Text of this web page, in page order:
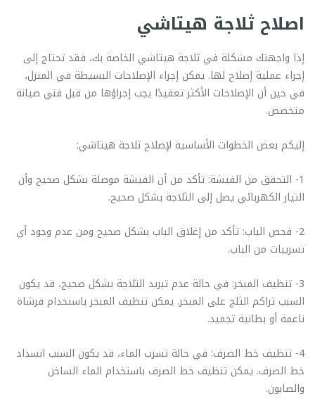
اصلاح ثلاجة هيتاشي
إذا واجهتك مشكلة في ثلاجة هيتاشي الخاصة بك، فقد تحتاج إلى
إجراء عملية إصلاح لها. يمكن إجراء الإصلاحات البسيطة في المنزل،
في حين أن الإصلاحات الأكثر تعقيدًا يجب إجراؤها من قبل فني صيانة
متخصص.
إليكم بعض الخطوات الأساسية لإصلاح ثلاجة هيتاشي:
1- التحقق من الفيشة: تأكد من أن الفيشة موصلة بشكل صحيح وأن
التيار الكهربائي يصل إلى الثلاجة بشكل صحيح.
2- فحص الباب: تأكد من إغلاق الباب بشكل صحيح ومن عدم وجود أي
تسريبات من الباب.
3- تنظيف المبخر: في حالة عدم تبريد الثلاجة بشكل صحيح، قد يكون
السبب تراكم الثلج على المبخر. يمكن تنظيف المبخر باستخدام فرشاة
ناعمة أو بطانية تجميد.
4- تنظيف خط الصرف: في حالة تسرب الماء، قد يكون السبب انسداد
خط الصرف. يمكن تنظيف خط الصرف باستخدام الماء الساخن
والصابون.